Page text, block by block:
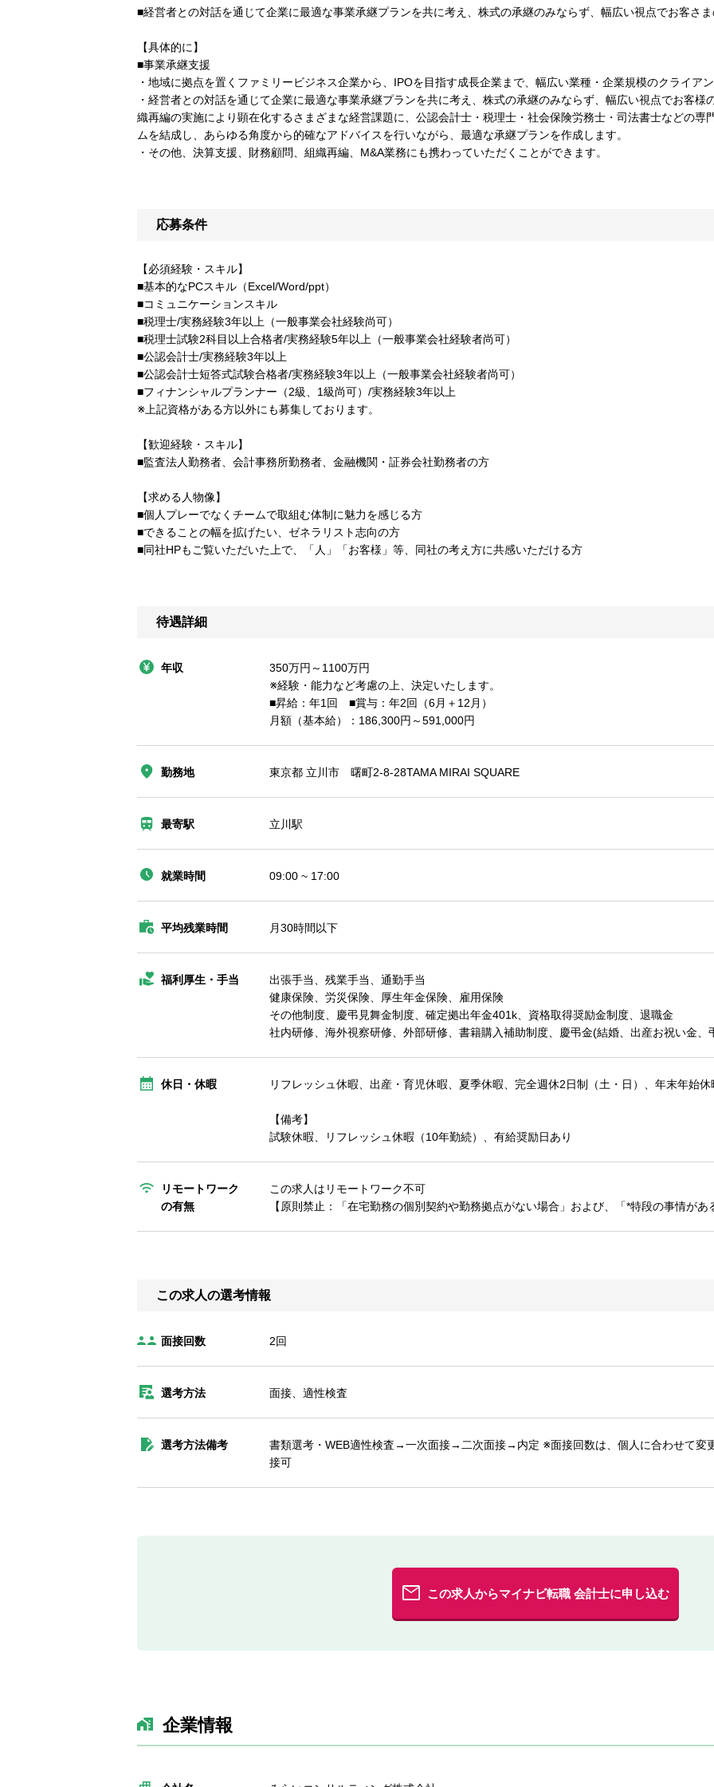
■経営者との対話を通じて企業に最適な事業承継プランを共に考え、株式の承継のみならず、幅広い視点でお客さま
【具体的に】
■事業承継支援
・地域に拠点を置くファミリービジネス企業から、IPOを目指す成長企業まで、幅広い業種・企業規模のクライアン
・経営者との対話を通じて企業に最適な事業承継プランを共に考え、株式の承継のみならず、幅広い視点でお客様
織再編の実施により顕在化するさまざまな経営課題に、公認会計士・税理士・社会保険労務士・司法書士などの専
ムを結成し、あらゆる角度から的確なアドバイスを行いながら、最適な承継プランを作成します。
・その他、決算支援、財務顧問、組織再編、M&A業務にも携わっていただくことができます。
応募条件
【必須経験・スキル】
■基本的なPCスキル（Excel/Word/ppt）
■コミュニケーションスキル
■税理士/実務経験3年以上（一般事業会社経験尚可）
■税理士試験2科目以上合格者/実務経験5年以上（一般事業会社経験者尚可）
■公認会計士/実務経験3年以上
■公認会計士短答式試験合格者/実務経験3年以上（一般事業会社経験者尚可）
■フィナンシャルプランナー（2級、1級尚可）/実務経験3年以上
※上記資格がある方以外にも募集しております。
【歓迎経験・スキル】
■監査法人勤務者、会計事務所勤務者、金融機関・証券会社勤務者の方
【求める人物像】
■個人プレーでなくチームで取組む体制に魅力を感じる方
■できることの幅を拡げたい、ゼネラリスト志向の方
■同社HPもご覧いただいた上で、「人」「お客様」等、同社の考え方に共感いただける方
待遇詳細
年収
350万円～1100万円
※経験・能力など考慮の上、決定いたします。
■昇給：年1回 ■賞与：年2回（6月＋12月）
月額（基本給）：186,300円～591,000円
勤務地 東京都 立川市 曙町2-8-28TAMA MIRAI SQUARE
最寄駅 立川駅
就業時間 09:00 ~ 17:00
平均残業時間 月30時間以下
福利厚生・手当
出張手当、残業手当、通勤手当
健康保険、労災保険、厚生年金保険、雇用保険
その他制度、慶弔見舞金制度、確定拠出年金401k、資格取得奨励金制度、退職金
社内研修、海外視察研修、外部研修、書籍購入補助制度、慶弔金(結婚、出産お祝い金、
休日・休暇 リフレッシュ休暇、出産・育児休暇、夏季休暇、完全週休2日制（土・日）、年末年始
【備考】
試験休暇、リフレッシュ休暇（10年勤続）、有給奨励日あり
リモートワーク
の有無
この求人はリモートワーク不可
【原則禁止：「在宅勤務の個別契約や勤務拠点がない場合」および、「*特段の事情があ
この求人の選考情報
面接回数 2回
選考方法 面接、適性検査
選考方法備考
書類選考・WEB適性検査→一次面接→二次面接→内定 ※面接回数は、個人に合わせて変
接可
この求人からマイナビ転職 会計士に申し込む
企業情報